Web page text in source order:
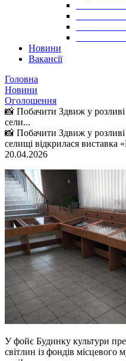
Новини
Вакансії
Головна
Новини
Оголошення
📸 Побачити Здвиж у
сели...
📸 Побачити Здвиж у
селищі відкрилася
20.04.2026
У фойє Будинку культури
світлин із фондів